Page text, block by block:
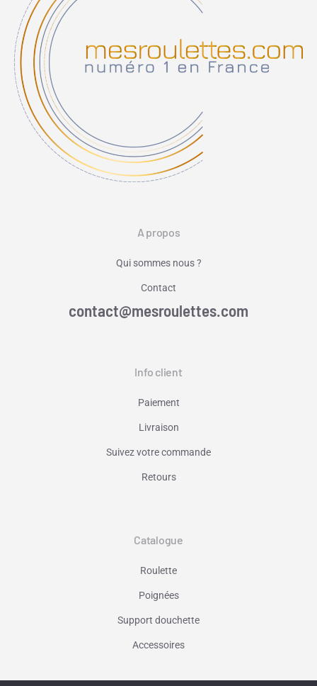
A propos
Qui sommes nous ?
Contact
contact@mesroulettes.com
Info client
Paiement
Livraison
Suivez votre commande
Retours
Catalogue
Roulette
Poignées
Support douchette
Accessoires